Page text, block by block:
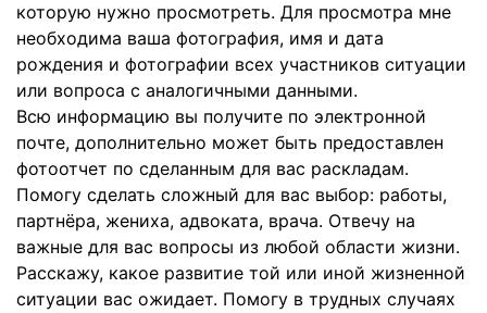
которую нужно просмотреть. Для просмотра мне
необходима ваша фотография, имя и дата
рождения и фотографии всех участников ситуации
или вопроса с аналогичными данными.
Всю информацию вы получите по электронной
почте, дополнительно может быть предоставлен
фотоотчет по сделанным для вас раскладам.
Помогу сделать сложный для вас выбор: работы,
партнёра, жениха, адвоката, врача. Отвечу на
важные для вас вопросы из любой области жизни.
Расскажу, какое развитие той или иной жизненной
ситуации вас ожидает. Помогу в трудных случаях